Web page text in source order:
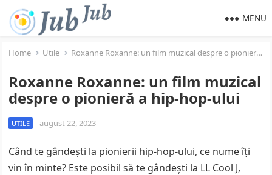
MENU
Home Utile Roxanne Roxanne: un film muzical despre o pionieră a hip-hop-ului
Roxanne Roxanne: un film muzical
despre o pionieră a hip-hop-ului
UTILE august 22, 2023
Când te gândești la pionierii hip-hop-ului, ce nume îți
vin în minte? Este posibil să te gândești la LL Cool J,